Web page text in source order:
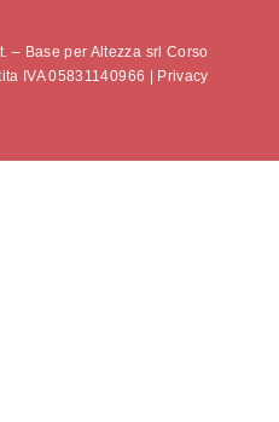
– Base per Altezza srl Corso
IVA 05831140966 | Privacy